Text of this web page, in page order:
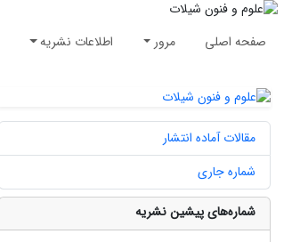
صفحه اصلی مرور اطلاعات نشریه
مقالات آماده انتشار
شماره جاری
شماره‌های پیشین نشریه